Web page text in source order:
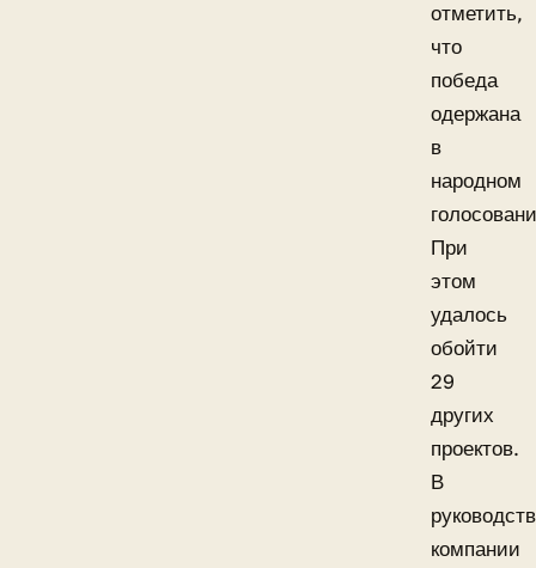
отметить,
что
победа
одержана
в
народном
При
этом
удалось
обойти
29
других
проектов.
В
компании